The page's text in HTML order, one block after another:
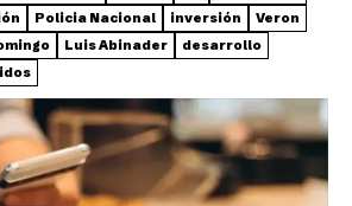
Policia Nacional inversión
Veron
Luis Abinader
desarrollo